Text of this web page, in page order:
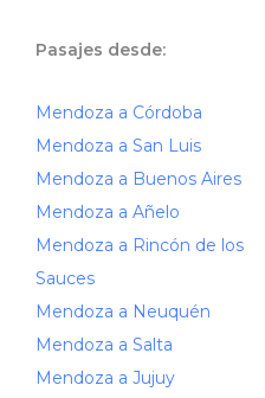
Pasajes desde:
Mendoza a Córdoba
Mendoza a San Luis
Mendoza a Buenos Aires
Mendoza a Añelo
Mendoza a Rincón de los
Sauces
Mendoza a Neuquén
Mendoza a Salta
Mendoza a Jujuy